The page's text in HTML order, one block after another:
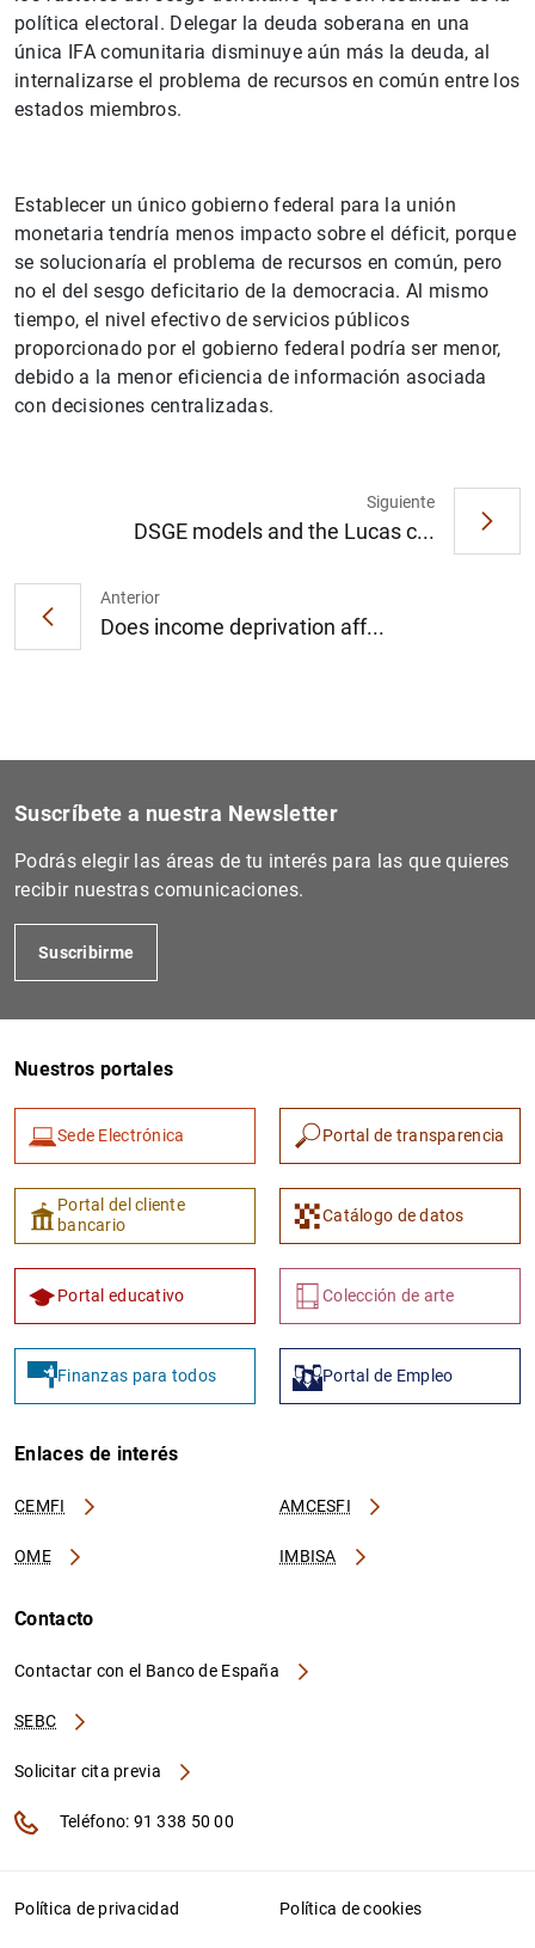
política electoral. Delegar la deuda soberana en una
única IFA comunitaria disminuye aún más la deuda, al
internalizarse el problema de recursos en común entre los
estados miembros.
Establecer un único gobierno federal para la unión
monetaria tendría menos impacto sobre el déficit, porque
se solucionaría el problema de recursos en común, pero
no el del sesgo deficitario de la democracia. Al mismo
tiempo, el nivel efectivo de servicios públicos
proporcionado por el gobierno federal podría ser menor,
debido a la menor eficiencia de información asociada
con decisiones centralizadas.
Anterior
Does income deprivation aff...
Siguiente
DSGE models and the Lucas c...
Suscríbete a nuestra Newsletter
Podrás elegir las áreas de tu interés para las que quieres
recibir nuestras comunicaciones.
Suscribirme
Nuestros portales
Sede Electrónica Portal de transparencia
Portal del cliente
bancario
Catálogo de datos
Portal educativo Colección de arte
Finanzas para todos Portal de Empleo
Enlaces de interés
CEMFI AMCESFI
OME IMBISA
Contacto
Contactar con el Banco de España
SEBC
Solicitar cita previa
Teléfono: 91 338 50 00
Política de privacidad Política de cookies